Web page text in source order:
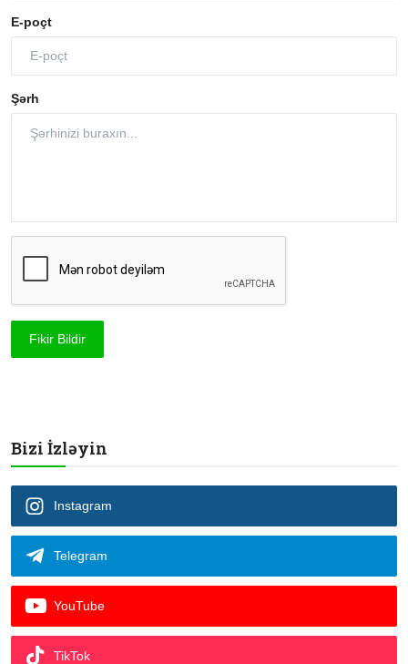
E-poçt
Şərh
Fikir Bildir
Bizi İzləyin
Instagram
Telegram
YouTube
TikTok